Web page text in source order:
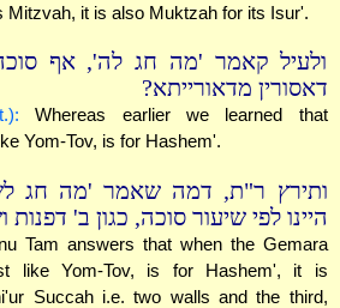
Mitzvah, it is also Muktzah for its Isur'.
ולעיל קאמר 'מה חג לה', אף
דאסורין מדאורייתא?
Whereas earlier we learned that
Yom-Tov, is for Hashem'.
ותירץ ר"ת, דמה שאמר 'מה חג
היינו לפי שיעור סוכה, כגון ב'
Tam answers that when the Gemara
like Yom-Tov, is for Hashem', it is
Succah i.e. two walls and the third,